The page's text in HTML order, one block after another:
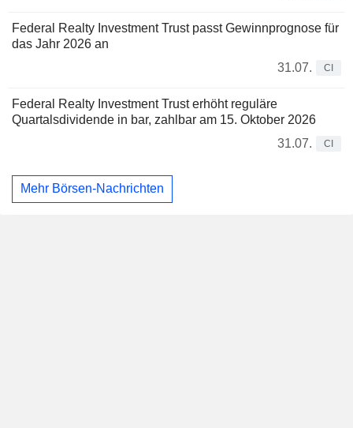
Federal Realty Investment Trust passt Gewinnprognose für
das Jahr 2026 an
31.07.
CI
Federal Realty Investment Trust erhöht reguläre
Quartalsdividende in bar, zahlbar am 15. Oktober 2026
31.07.
CI
Mehr Börsen-Nachrichten